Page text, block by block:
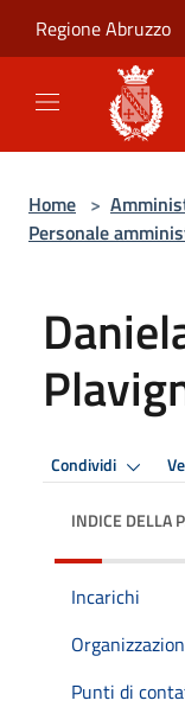
Regione Abruzzo
Home >
Personale
Condividi
INDICE DELLA
Incarichi
Punti di